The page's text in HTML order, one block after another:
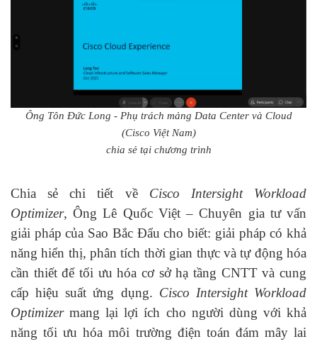
Ông Tôn Đức Long - Phụ trách mảng Data Center và Cloud
(Cisco Việt Nam)
chia sẻ tại chương trình
Chia sẻ chi tiết về Cisco Intersight Workload
Optimizer, Ông Lê Quốc Việt – Chuyên gia tư vấn
giải pháp của Sao Bắc Đẩu cho biết: giải pháp có khả
năng hiển thị, phân tích thời gian thực và tự động hóa
cần thiết để tối ưu hóa cơ sở hạ tầng CNTT và cung
cấp hiệu suất ứng dụng. Cisco Intersight Workload
Optimizermang lại lợi ích cho người dùng với khả
năng tối ưu hóa môi trường điện toán đám mây lai